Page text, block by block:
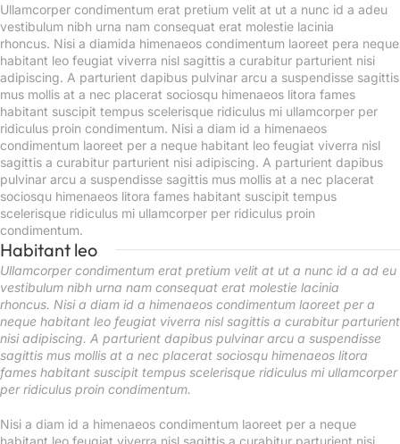
Ullamcorper condimentum erat pretium velit at ut a nunc id a adeu
vestibulum nibh urna nam consequat erat molestie lacinia
rhoncus. Nisi a diamida himenaeos condimentum laoreet pera neque
habitant leo feugiat viverra nisl sagittis a curabitur parturient nisi
adipiscing. A parturient dapibus pulvinar arcu a suspendisse sagittis
mus mollis at a nec placerat sociosqu himenaeos litora fames
habitant suscipit tempus scelerisque ridiculus mi ullamcorper per
ridiculus proin condimentum. Nisi a diam id a himenaeos
condimentum laoreet per a neque habitant leo feugiat viverra nisl
sagittis a curabitur parturient nisi adipiscing. A parturient dapibus
pulvinar arcu a suspendisse sagittis mus mollis at a nec placerat
sociosqu himenaeos litora fames habitant suscipit tempus
scelerisque ridiculus mi ullamcorper per ridiculus proin
condimentum.
Habitant leo
Ullamcorper condimentum erat pretium velit at ut a nunc id a ad eu
vestibulum nibh urna nam consequat erat molestie lacinia
rhoncus. Nisi a diam id a himenaeos condimentum laoreet per a
neque habitant leo feugiat viverra nisl sagittis a curabitur parturient
nisi adipiscing. A parturient dapibus pulvinar arcu a suspendisse
sagittis mus mollis at a nec placerat sociosqu himenaeos litora
fames habitant suscipit tempus scelerisque ridiculus mi ullamcorper
per ridiculus proin condimentum.
Nisi a diam id a himenaeos condimentum laoreet per a neque
habitant leo feugiat viverra nisl sagittis a curabitur parturient nisi